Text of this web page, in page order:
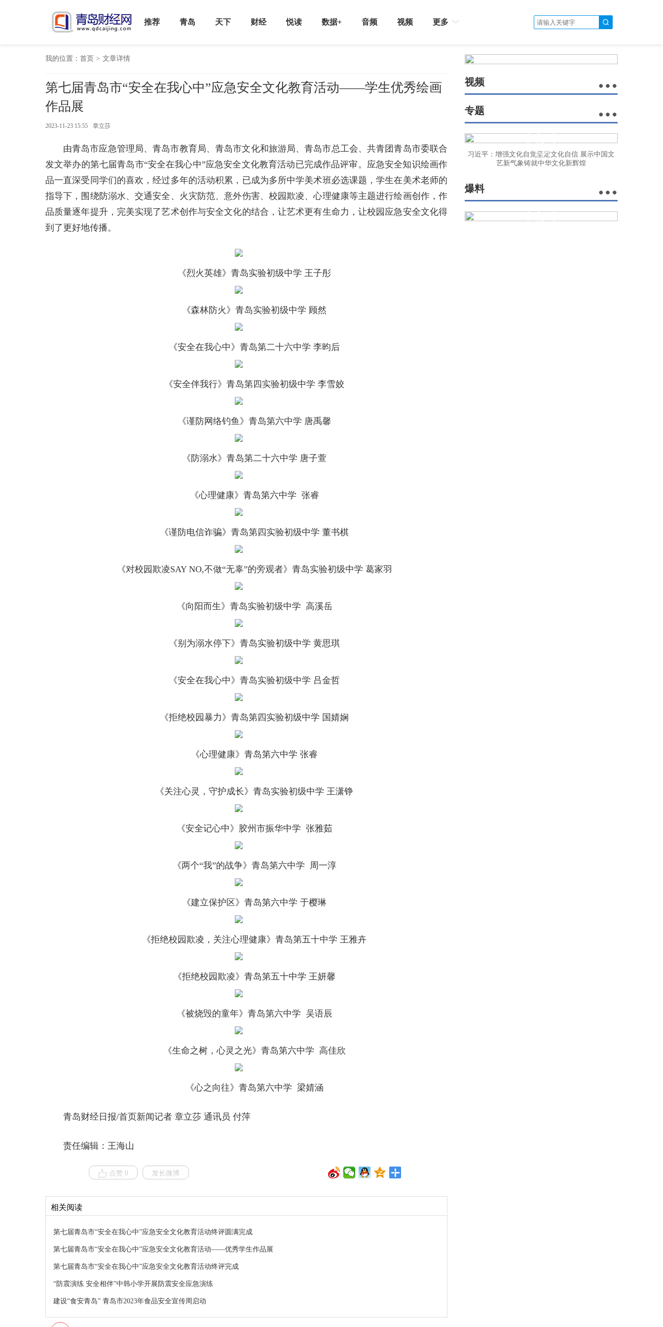
推荐 青岛 天下 财经 悦读 数据+ 音频 视频 更多
我的位置： 首页 > 文章详情
第七届青岛市“安全在我心中”应急安全文化教育活动——学生优秀绘画
作品展
2023-11-23 15:55 章立莎
由青岛市应急管理局、青岛市教育局、青岛市文化和旅游局、青岛市总工会、共青团青岛市委联合
发文举办的第七届青岛市“安全在我心中”应急安全文化教育活动已完成作品评审。应急安全知识绘画作
品一直深受同学们的喜欢，经过多年的活动积累，已成为多所中学美术班必选课题，学生在美术老师的
指导下，围绕防溺水、交通安全、火灾防范、意外伤害、校园欺凌、心理健康等主题进行绘画创作，作
品质量逐年提升，完美实现了艺术创作与安全文化的结合，让艺术更有生命力，让校园应急安全文化得
到了更好地传播。
《烈火英雄》 青岛实验初级中学 王子彤
《森林防火》 青岛实验初级中学 顾然
《安全在我心中》 青岛第二十六中学 李昀后
《安全伴我行》 青岛第四实验初级中学 李雪姣
《谨防网络钓鱼》 青岛第六中学 唐禹馨
《防溺水》 青岛第二十六中学 唐子萱
《心理健康》 青岛第六中学 张睿
《谨防电信诈骗》 青岛第四实验初级中学 董书棋
《对校园欺凌SAY NO,不做“无辜”的旁观者》 青岛实验初级中学 葛家羽
《向阳而生》 青岛实验初级中学 高溪岳
《别为溺水停下》 青岛实验初级中学 黄思琪
《安全在我心中》 青岛实验初级中学 吕金哲
《拒绝校园暴力》 青岛第四实验初级中学 国婧娴
《心理健康》 青岛第六中学 张睿
《关注心灵，守护成长》 青岛实验初级中学 王潇铮
《安全记心中》 胶州市振华中学 张雅茹
《两个“我”的战争》 青岛第六中学 周一淳
《建立保护区》 青岛第六中学 于樱琳
《拒绝校园欺凌，关注心理健康》 青岛第五十中学 王雅卉
《拒绝校园欺凌》 青岛第五十中学 王妍馨
《被烧毁的童年》 青岛第六中学 吴语辰
《生命之树，心灵之光》 青岛第六中学 高佳欣
《心之向往》 青岛第六中学 梁婧涵
青岛财经日报/首页新闻记者 章立莎 通讯员 付萍
责任编辑：王海山
点赞 0 发长微博
相关阅读
第七届青岛市“安全在我心中”应急安全文化教育活动终评圆满完成
第七届青岛市“安全在我心中”应急安全文化教育活动——优秀学生作品展
第七届青岛市“安全在我心中”应急安全文化教育活动终评完成
“防震演练 安全相伴”中韩小学开展防震安全应急演练
建设“食安青岛” 青岛市2023年食品安全宣传周启动
视频
专题
习近平：增强文化自觉坚定文化自信 展示中国文
艺新气象铸就中华文化新辉煌
爆料